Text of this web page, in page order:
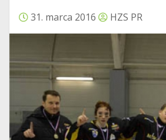
31. marca 2016 HZS PR